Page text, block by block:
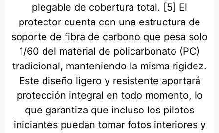
plegable de cobertura total. [5] El
protector cuenta con una estructura de
soporte de fibra de carbono que pesa solo
1/60 del material de policarbonato (PC)
tradicional, manteniendo la misma rigidez.
Este diseño ligero y resistente aportará
protección integral en todo momento, lo
que garantiza que incluso los pilotos
iniciantes puedan tomar fotos interiores y